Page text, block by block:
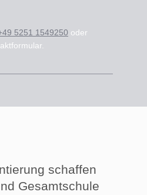
5251 1549250 oder
schaffen
Gesamtschule